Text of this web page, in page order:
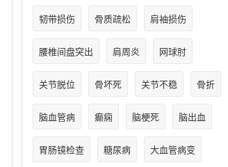
韧带损伤 骨质疏松 肩袖损伤
腰椎间盘突出 肩周炎 网球肘
关节脱位 骨坏死 关节不稳 骨折
脑血管病 癫痫 脑梗死 脑出血
胃肠镜检查 糖尿病 大血管病变